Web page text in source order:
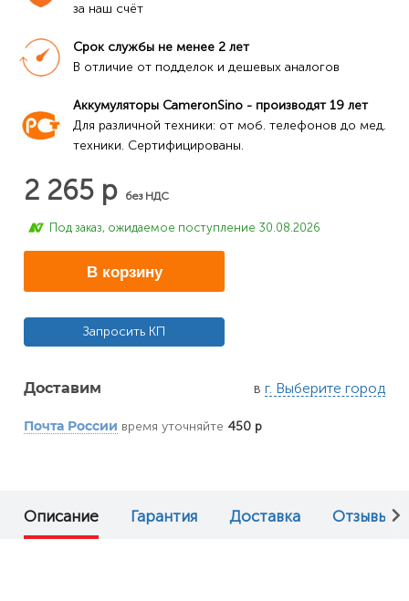
за наш счёт
Срок службы не менее 2 лет
В отличие от подделок и дешевых аналогов
Аккумуляторы CameronSino - производят 19 лет
Для различной техники: от моб. телефонов до мед.
техники. Сертифицированы.
2 265 р без НДС
Под заказ, ожидаемое поступление 30.08.2026
В корзину
Запросить КП
Доставим в г. Выберите город
Почта России время уточняйте 450 р
Описание Гарантия Доставка Отзывы (0)